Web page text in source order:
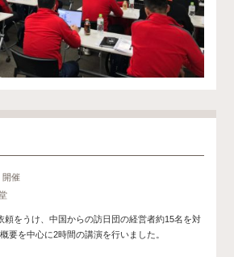
開催
頼をうけ、中国からの訪日団の経営者約15名を対
要を中心に2時間の講演を行いました。